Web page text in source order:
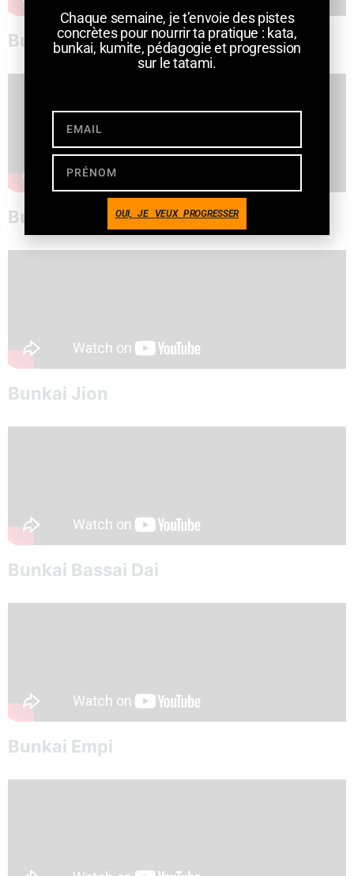
Bunkai Jion
Bunkai Nijushiho
Bunkai Jion
Bunkai Bassai Dai
Bunkai Empi
Chaque semaine, je t’envoie des pistes
concrètes pour nourrir ta pratique : kata,
bunkai, kumite, pédagogie et progression
sur le tatami.
OUI, JE VEUX PROGRESSER